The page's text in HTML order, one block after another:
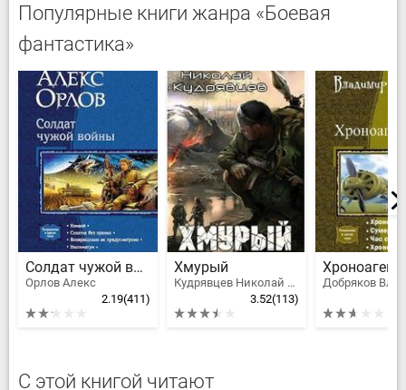
Популярные книги жанра «Боевая
фантастика»
Солдат чужой войны
Орлов Алекс
2.19(411)
Хмурый
Кудрявцев Николай Федорович
3.52(113)
С этой книгой читают